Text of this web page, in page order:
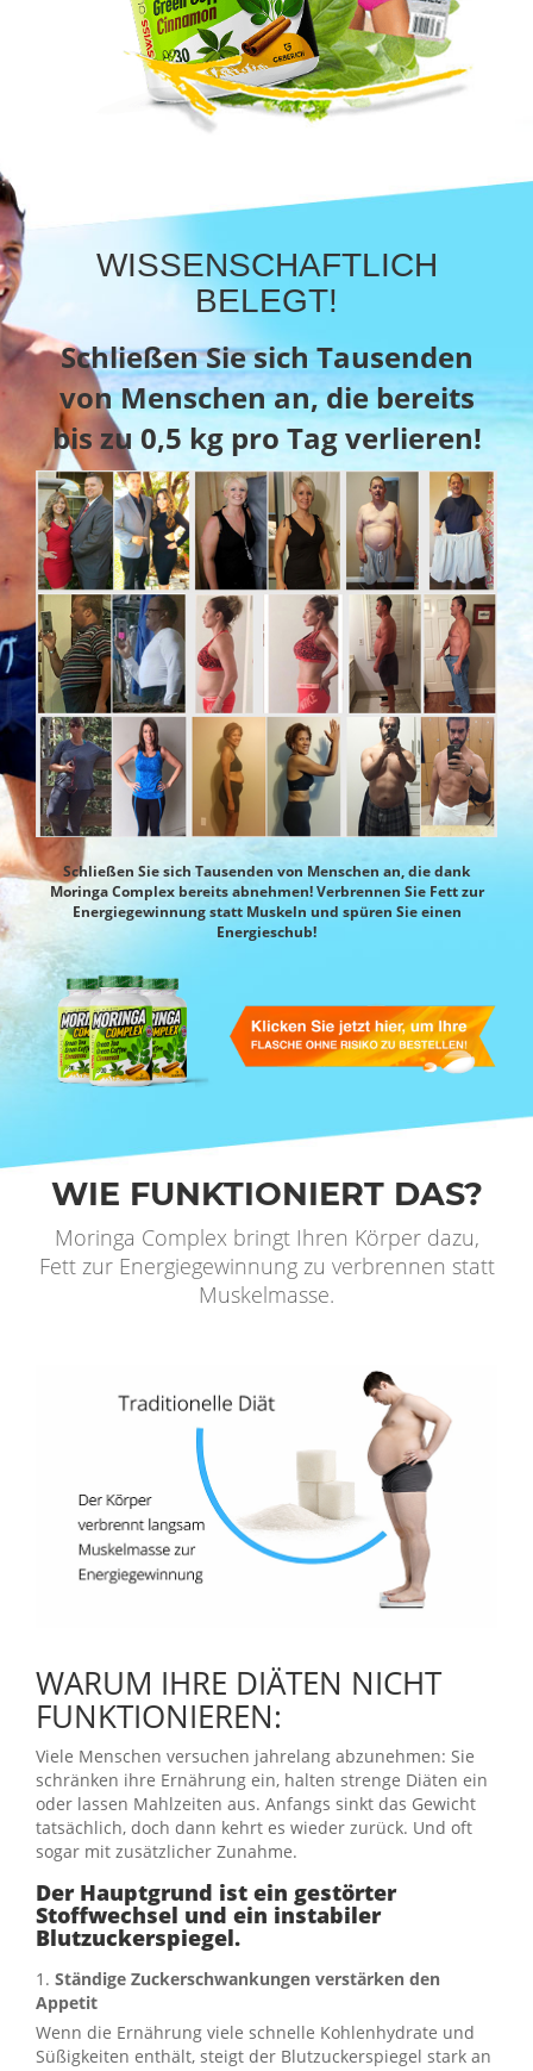
WISSENSCHAFTLICH
BELEGT!
Schließen Sie sich Tausenden
von Menschen an, die bereits
bis zu 0,5 kg pro Tag verlieren!
Schließen Sie sich Tausenden von Menschen an, die dank
Moringa Complex bereits abnehmen! Verbrennen Sie Fett zur
Energiegewinnung statt Muskeln und spüren Sie einen
Energieschub!
WIE FUNKTIONIERT DAS?
Moringa Complex bringt Ihren Körper dazu,
Fett zur Energiegewinnung zu verbrennen statt
Muskelmasse.
WARUM IHRE DIÄTEN NICHT
FUNKTIONIEREN:
Viele Menschen versuchen jahrelang abzunehmen: Sie
schränken ihre Ernährung ein, halten strenge Diäten ein
oder lassen Mahlzeiten aus. Anfangs sinkt das Gewicht
tatsächlich, doch dann kehrt es wieder zurück. Und oft
sogar mit zusätzlicher Zunahme.
Der Hauptgrund ist ein gestörter
Stoffwechsel und ein instabiler
Blutzuckerspiegel.
1. Ständige Zuckerschwankungen verstärken den
Appetit
Wenn die Ernährung viele schnelle Kohlenhydrate und
Süßigkeiten enthält, steigt der Blutzuckerspiegel stark an